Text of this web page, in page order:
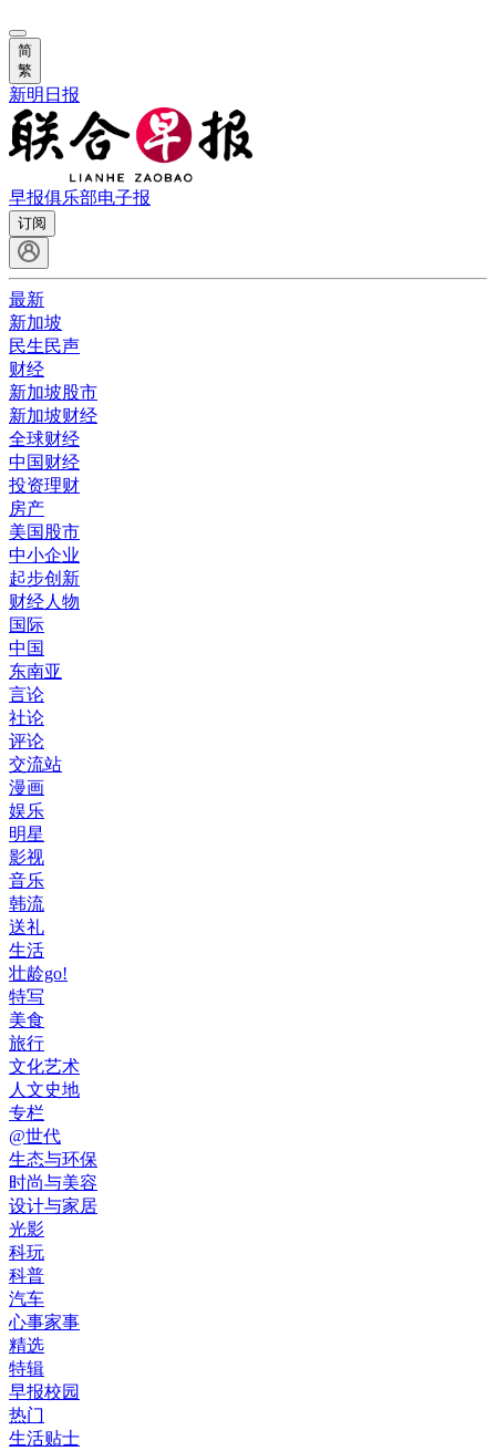
简
繁
新明日报
早报俱乐部电子报
订阅
最新
新加坡
民生民声
财经
新加坡股市
新加坡财经
全球财经
中国财经
投资理财
房产
美国股市
中小企业
起步创新
财经人物
国际
中国
东南亚
言论
社论
评论
交流站
漫画
娱乐
明星
影视
音乐
韩流
送礼
生活
壮龄go!
特写
美食
旅行
文化艺术
人文史地
专栏
@世代
生态与环保
时尚与美容
设计与家居
光影
科玩
科普
汽车
心事家事
精选
特辑
早报校园
热门
生活贴士